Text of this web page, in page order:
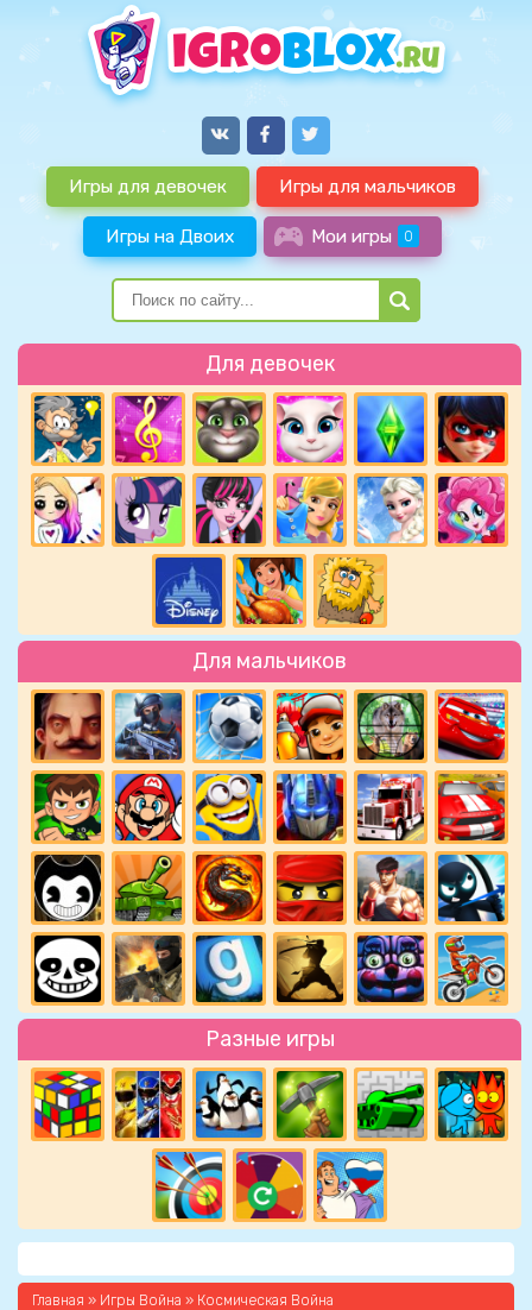
Игры для девочек Игры для мальчиков
Игры на Двоих Мои игры 0
Для девочек
Для мальчиков
Разные игры
Главная » Игры Война » Космическая Война